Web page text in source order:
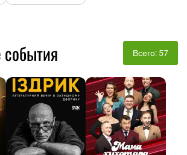
Всего: 57